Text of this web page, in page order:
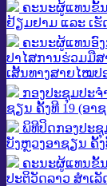
ຄະນະຜູ້ແທນຂັ້
ຢ້ຽມຢາມ ແລະ ເ
ຄະນະຜູ້ແທນອົ
ປາໄສການຮ່ວມມື
ເສັ້ນທາງສາຍໄໝ
ກອງປະຊຸມປະຈ
ຊຽນ ຄັ້ງທີ 19 (ອາ
ພິທີປິດກອງປະຊຸ
ບັງຫຼວງອາຊຽນ ຄັ້ງ
ຄະນະຜູ້ແທນຂັ້
ປະຕິວັດລາວ ສຳເ